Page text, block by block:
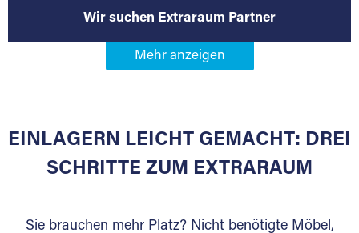
Wir suchen Extraraum Partner
Werden Sie Extraraum Partner in
Sie bieten Kunden Lagerraum zur Miete, der
für die Einlagerung von Umzugsgut gebaut
Lagerkunden und Vermietungen.
EINLAGERN LEICHT GEMACHT: DREI
SCHRITTE ZUM EXTRARAUM
Sie brauchen mehr Platz? Nicht benötigte Möbel,